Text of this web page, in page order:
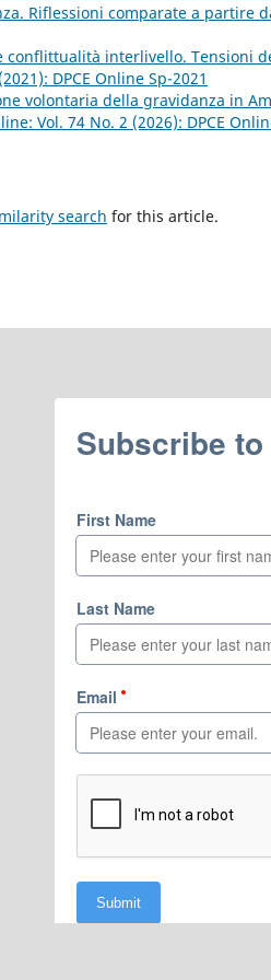
Riflessioni comparate a partire
conflittualità interlivello. Tensioni
DPCE Online Sp-2021
volontaria della gravidanza in
Vol. 74 No. 2 (2026): DPCE
search for this article.